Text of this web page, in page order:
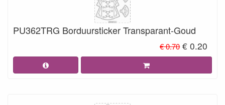
PU362TRG Borduursticker Transparant-Goud
€ 0.70 € 0.20